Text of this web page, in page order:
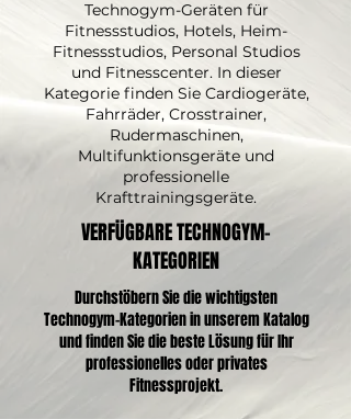
Technogym-Geräten für
Fitnessstudios, Hotels, Heim-
Fitnessstudios, Personal Studios
und Fitnesscenter. In dieser
Kategorie finden Sie Cardiogeräte,
Fahrräder, Crosstrainer,
Rudermaschinen,
Multifunktionsgeräte und
professionelle
Krafttrainingsgeräte.
VERFÜGBARE TECHNOGYM-
KATEGORIEN
Durchstöbern Sie die wichtigsten
Technogym-Kategorien in unserem Katalog
und finden Sie die beste Lösung für Ihr
professionelles oder privates
Fitnessprojekt.